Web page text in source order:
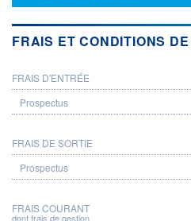
FRAIS ET CONDITIONS
PROSPECTUS
FRAIS D'ENTRÉE
FRAIS DE SORTIE
FRAIS COURANT
dont frais de gestion